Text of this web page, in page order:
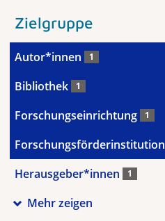
Zielgruppe
Autor*innen 1
Bibliothek 1
Forschungseinrichtung 1
Forschungsförderinstitution
Herausgeber*innen 1
Mehr zeigen